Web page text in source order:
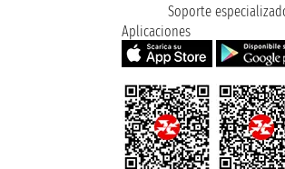
Soporte
Aplicaciones